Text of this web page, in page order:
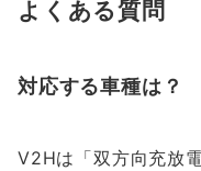
よくある質問
対応する車種は？
V2Hは「双方向充放